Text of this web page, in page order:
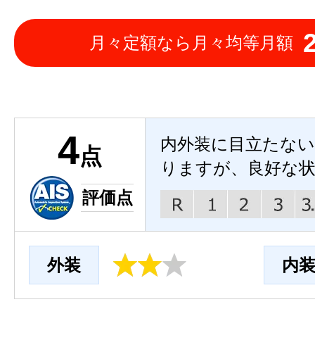
月々定額なら月々均等月額
4点
評価点
内外装に目立たな
りますが、良好な
外装 内装